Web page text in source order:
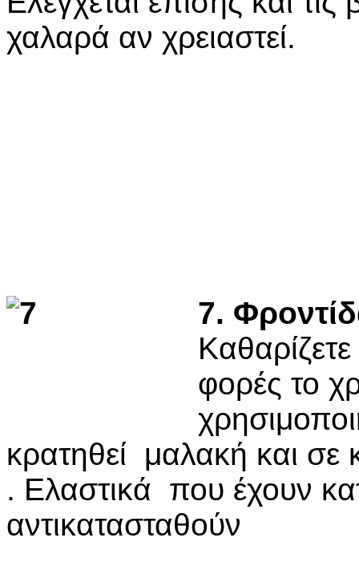
χαλαρά αν χρειαστεί.
7.
φορές το
κρατηθεί μαλακή και σε
. Ελαστικά που έχουν
αντικατασταθούν